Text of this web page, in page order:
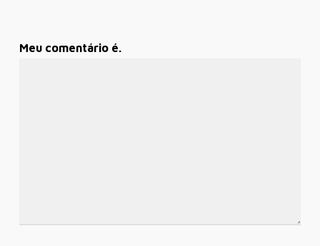
Meu comentário é.